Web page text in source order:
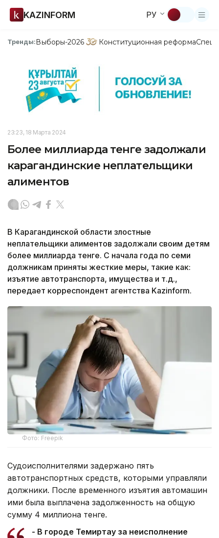
KAZINFORM РУ
Тренды:Выборы-2026 Конституционная реформа
23:23, 18 Марта 2024
Более миллиарда тенге задолжали
карагандинские неплательщики
алиментов
В Карагандинской области злостные
неплательщики алиментов задолжали своим детям
более миллиарда тенге. С начала года по семи
должникам приняты жесткие меры, такие как:
изъятие автотранспорта, имущества и т.д.,
передает корреспондент агентства Kazinform.
Фото: Freepik
Судоисполнителями задержано пять
автотранспортных средств, которыми управляли
должники. После временного изъятия автомашин
ими была выплачена задолженность на общую
сумму 4 миллиона тенге.
- В городе Темиртау за неисполнение